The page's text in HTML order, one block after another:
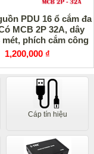
PDU 16 ổ cắm đa
MCB 2P 32A, dây
mét, phích cắm công
nghiệp
1,200,000 ₫
Cáp tín hiệu